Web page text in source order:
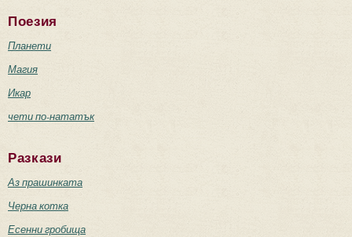
Поезия
Планети
Магия
Икар
чети по-нататък
Разкази
Аз прашинката
Черна котка
Есенни гробища